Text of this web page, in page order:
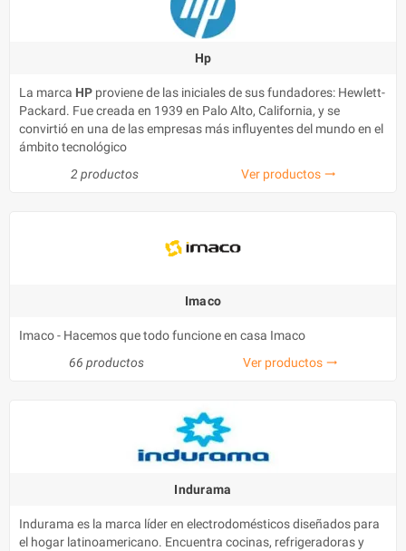
Hp
La marca HP proviene de las iniciales de sus fundadores: Hewlett-
Packard. Fue creada en 1939 en Palo Alto, California, y se
convirtió en una de las empresas más influyentes del mundo en el
ámbito tecnológico
2 productos
Ver productos trending_flat
Imaco
Imaco - Hacemos que todo funcione en casa Imaco
66 productos
Ver productos trending_flat
Indurama
Indurama es la marca líder en electrodomésticos diseñados para
el hogar latinoamericano. Encuentra cocinas, refrigeradoras y